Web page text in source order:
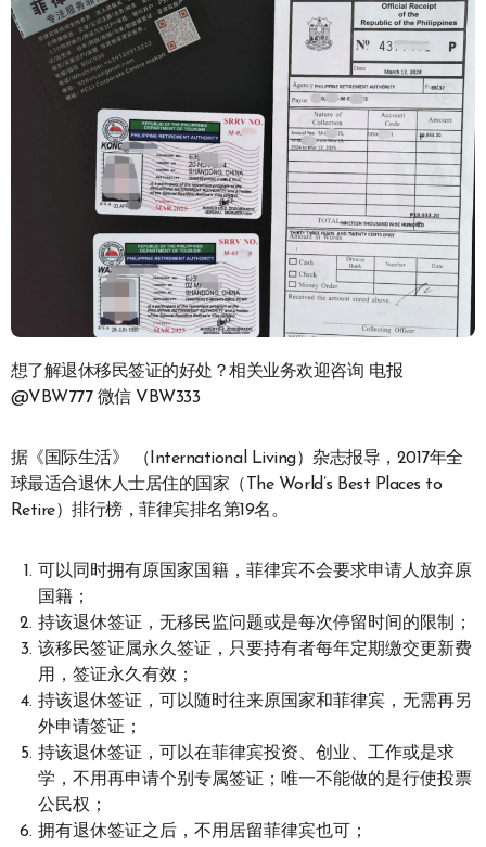
想了解退休移民签证的好处？相关业务欢迎咨询 电报
@VBW777 微信 VBW333
据《国际生活》 （International Living）杂志报导，2017年全
球最适合退休人士居住的国家（The World’s Best Places to
Retire）排行榜，菲律宾排名第19名。
可以同时拥有原国家国籍，菲律宾不会要求申请人放弃原
国籍；
持该退休签证，无移民监问题或是每次停留时间的限制；
该移民签证属永久签证，只要持有者每年定期缴交更新费
用，签证永久有效；
持该退休签证，可以随时往来原国家和菲律宾，无需再另
外申请签证；
持该退休签证，可以在菲律宾投资、创业、工作或是求
学，不用再申请个别专属签证；唯一不能做的是行使投票
公民权；
拥有退休签证之后，不用居留菲律宾也可；